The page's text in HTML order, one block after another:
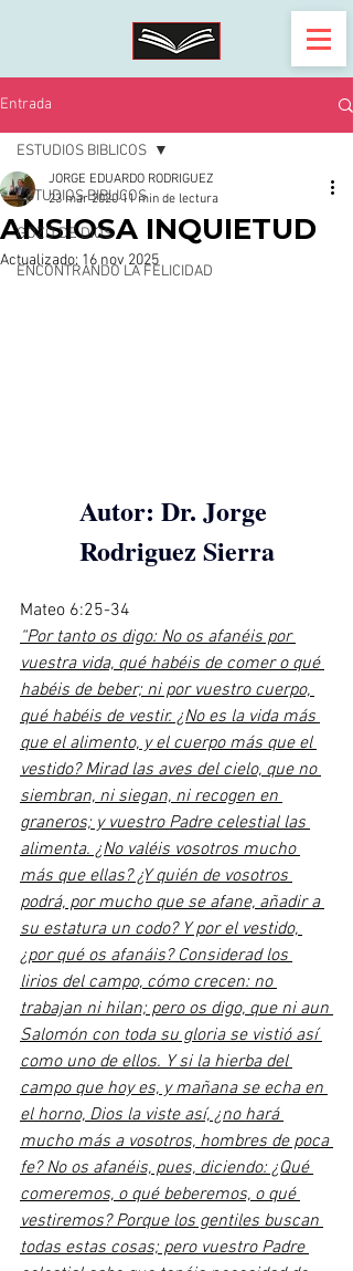
Entrada
ESTUDIOS BIBLICOS
GOZO DE DIOS
ENCONTRANDO LA FELICIDAD
ESTUDIOS BIBLICOS
ANSIOSA INQUIETUD
JORGE EDUARDO RODRIGUEZ
23 mar 2020 11 min de lectura
Actualizado: 16 nov 2025
Autor: Dr. Jorge
Rodriguez Sierra
Mateo 6:25-34
“Por tanto os digo: No os afanéis por
vuestra vida, qué habéis de comer o qué
habéis de beber; ni por vuestro cuerpo,
qué habéis de vestir. ¿No es la vida más
que el alimento, y el cuerpo más que el
vestido? Mirad las aves del cielo, que no
siembran, ni siegan, ni recogen en
graneros; y vuestro Padre celestial las
alimenta. ¿No valéis vosotros mucho
más que ellas? ¿Y quién de vosotros
podrá, por mucho que se afane, añadir a
su estatura un codo? Y por el vestido,
¿por qué os afanáis? Considerad los
lirios del campo, cómo crecen: no
trabajan ni hilan; pero os digo, que ni aun
Salomón con toda su gloria se vistió así
como uno de ellos. Y si la hierba del
campo que hoy es, y mañana se echa en
el horno, Dios la viste así, ¿no hará
mucho más a vosotros, hombres de poca
fe? No os afanéis, pues, diciendo: ¿Qué
comeremos, o qué beberemos, o qué
vestiremos? Porque los gentiles buscan
todas estas cosas; pero vuestro Padre